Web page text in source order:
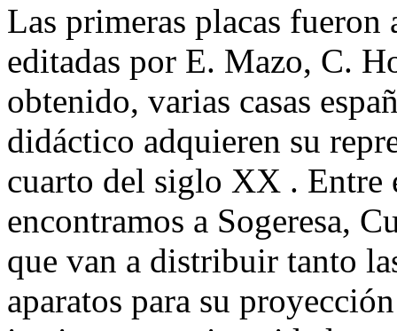
Las primeras placas
editadas por E. Mazo, C.
obtenido, varias casas
didáctico adquieren su
cuarto del siglo XX . Entre
encontramos a Sogeresa,
que van a distribuir tanto
aparatos para su